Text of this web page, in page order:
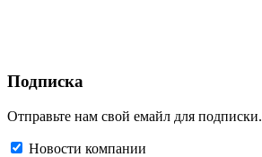
Подписка
Отправьте нам свой емайл для подписки.
Новости компании